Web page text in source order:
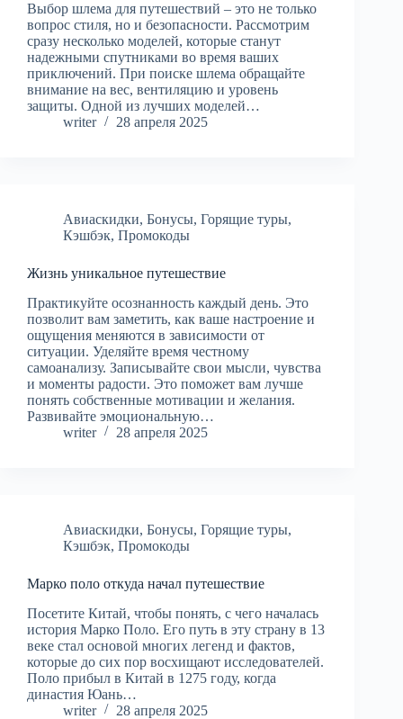
Выбор шлема для путешествий – это не только
вопрос стиля, но и безопасности. Рассмотрим
сразу несколько моделей, которые станут
надежными спутниками во время ваших
приключений. При поиске шлема обращайте
внимание на вес, вентиляцию и уровень
защиты. Одной из лучших моделей…
writer
28 апреля 2025
Авиаскидки, Бонусы, Горящие туры,
Кэшбэк, Промокоды
Жизнь уникальное путешествие
Практикуйте осознанность каждый день. Это
позволит вам заметить, как ваше настроение и
ощущения меняются в зависимости от
ситуации. Уделяйте время честному
самоанализу. Записывайте свои мысли, чувства
и моменты радости. Это поможет вам лучше
понять собственные мотивации и желания.
Развивайте эмоциональную…
writer
28 апреля 2025
Авиаскидки, Бонусы, Горящие туры,
Кэшбэк, Промокоды
Марко поло откуда начал путешествие
Посетите Китай, чтобы понять, с чего началась
история Марко Поло. Его путь в эту страну в 13
веке стал основой многих легенд и фактов,
которые до сих пор восхищают исследователей.
Поло прибыл в Китай в 1275 году, когда
династия Юань…
writer
28 апреля 2025